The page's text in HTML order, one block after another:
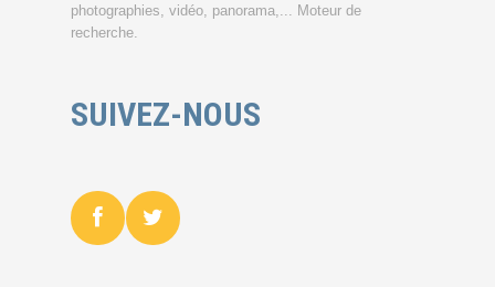
photographies, vidéo, panorama,... Moteur de
recherche.
SUIVEZ-NOUS